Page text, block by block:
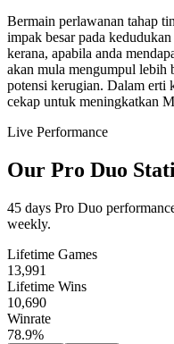
Bermain perlawanan tahap
impak besar pada
kerana, apabila anda
akan mula mengumpul lebih
potensi kerugian. Dalam erti
cekap untuk meningkatkan
Live Performance
Our Pro Duo
45 days Pro Duo
weekly.
Lifetime Games
13,991
Lifetime Wins
10,690
Winrate
78.9%